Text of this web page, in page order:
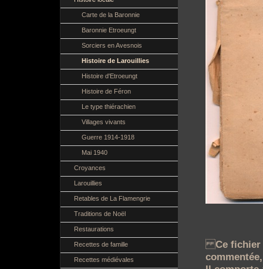
Carte de la Baronnie
Baronnie Etroeungt
Sorciers en Avesnois
Histoire de Larouillies
Histoire d'Etroeungt
Histoire de Féron
Le type thiérachien
Villages vivants
Guerre 1914-1918
Mai 1940
Croyances
Larouillies
Retables de La Flamengrie
Traditions de Noël
Restaurations
Recettes de famille
Recettes médiévales
Ce